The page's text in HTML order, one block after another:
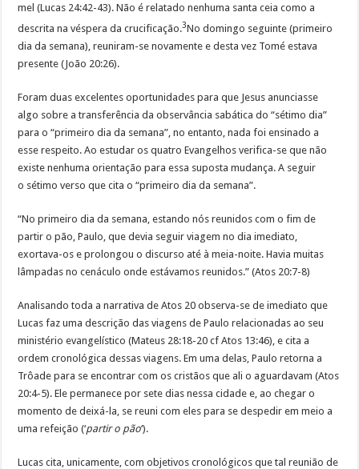
mel (Lucas 24:42-43). Não é relatado nenhuma santa ceia como a
descrita na véspera da crucificação.3No domingo seguinte (primeiro
dia da semana), reuniram-se novamente e desta vez Tomé estava
presente (João 20:26).
Foram duas excelentes oportunidades para que Jesus anunciasse
algo sobre a transferência da observância sabática do “sétimo dia”
para o “primeiro dia da semana”, no entanto, nada foi ensinado a
esse respeito. Ao estudar os quatro Evangelhos verifica-se que não
existe nenhuma orientação para essa suposta mudança. A seguir
o sétimo verso que cita o “primeiro dia da semana”.
“No primeiro dia da semana, estando nós reunidos com o fim de
partir o pão, Paulo, que devia seguir viagem no dia imediato,
exortava-os e prolongou o discurso até à meia-noite. Havia muitas
lâmpadas no cenáculo onde estávamos reunidos.” (Atos 20:7-8)
Analisando toda a narrativa de Atos 20 observa-se de imediato que
Lucas faz uma descrição das viagens de Paulo relacionadas ao seu
ministério evangelístico (Mateus 28:18-20 cf Atos 13:46), e cita a
ordem cronológica dessas viagens. Em uma delas, Paulo retorna a
Trôade para se encontrar com os cristãos que ali o aguardavam (Atos
20:4-5). Ele permanece por sete dias nessa cidade e, ao chegar o
momento de deixá-la, se reuni com eles para se despedir em meio a
uma refeição (‘partir o pão‘).
Lucas cita, unicamente, com objetivos cronológicos que tal reunião de